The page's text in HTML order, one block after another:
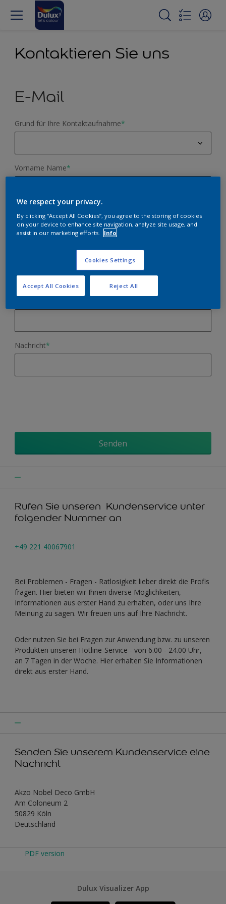
Kontaktieren Sie uns
E-Mail
Grund für Ihre Kontaktaufnahme*
Bitte wählen Sie ein Thema aus dieser Liste
Produktanfrage
Webseiten Feedback
Andere
Vorname Name*
E-Mail Adresse *
Nachricht*
Senden
Rufen Sie unseren Kundenservice unter
folgender Nummer an
+49 221 40067901
Bei Problemen - Fragen - Ratlosigkeit lieber direkt die Profis
fragen. Hier bieten wir Ihnen diverse Möglichkeiten,
Informationen aus erster Hand zu erhalten, oder uns Ihre
Meinung zu sagen. Wir freuen uns auf Ihre Nachricht.
Oder nutzen Sie bei Fragen zur Anwendung bzw. zu unseren
Produkten unseren Hotline-Service - von 6.00 - 24.00 Uhr,
an 7 Tagen in der Woche. Hier erhalten Sie Informationen
direkt aus erster Hand.
Senden Sie unserem Kundenservice eine
Nachricht
Akzo Nobel Deco GmbH
Am Coloneum 2
50829 Köln
Deutschland
PDF version
Dulux Visualizer App
We respect your privacy.
By clicking “Accept All Cookies”, you agree to the storing of cookies
on your device to enhance site navigation, analyze site usage, and
assist in our marketing efforts.
Info
Cookies Settings
Reject All
Accept All Cookies